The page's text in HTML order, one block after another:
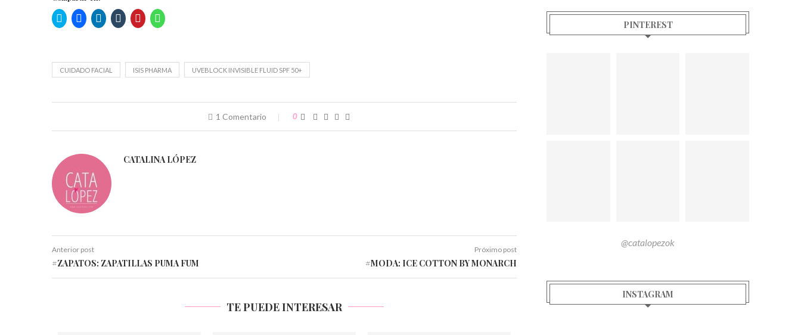
Haz
clic
(Se
abre
en
nueva)
Haz
clic
(Se
abre
en
nueva)
Haz
clic
(Se
abre
en
nueva)
Haz
clic
(Se
abre
en
nueva)
Haz
clic
(Se
abre
en
nueva)
Haz
clic
(Se
abre
en
nueva)
CUIDADO FACIAL ISIS PHARMA UVEBLOCK INVISIBLE FLUID SPF 50+
1 Comentario 0
CATALINA LÓPEZ
Anterior post
#ZAPATOS: ZAPATILLAS PUMA FUM
Próximo post
#MODA: ICE COTTON BY MONARCH
TE PUEDE INTERESAR
PINTEREST
@catalopezok
INSTAGRAM